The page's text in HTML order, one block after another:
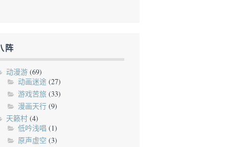
阵
动漫游(69)
动画迷途(27)
游戏苦旅(33)
漫画天行(9)
天籁村(4)
低吟浅唱 (1)
原声虚空 (3)